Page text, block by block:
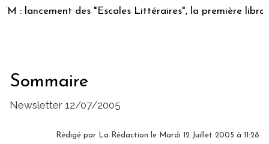
: lancement des "Escales Littéraires", la première librairie
Sommaire
Newsletter 12/07/2005
Rédigé par La Rédaction le Mardi 12 Juillet 2005 à 11:28